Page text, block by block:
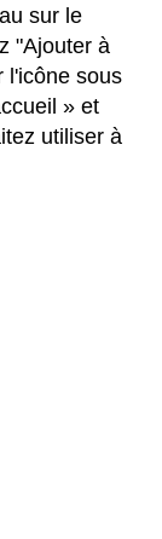
sur le
"Ajouter à
l'icône sous
» et
utiliser à